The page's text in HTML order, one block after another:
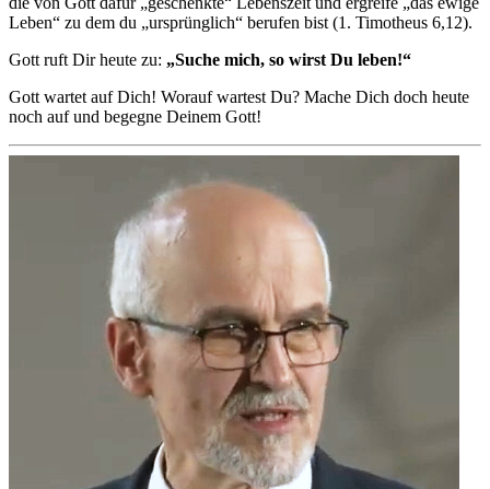
Leben“ zu dem du „ursprünglich“ berufen bist (1. Timotheus 6,12).
Gott ruft Dir heute zu: „Suche mich, so wirst Du leben!“
Gott wartet auf Dich! Worauf wartest Du? Mache Dich doch heute
noch auf und begegne Deinem Gott!